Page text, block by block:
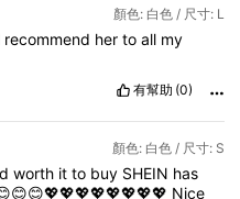
顏色: 白色 / 尺寸: L
recommend hertoall my
有幫助 (0)
顏色: 白色 / 尺寸: S
worth itto buy SHEIN has
Nice